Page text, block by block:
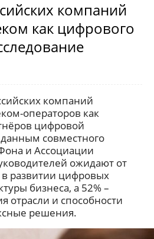
компаний
как цифрового
компаний
операторов как
цифровой
совместного
и Ассоциации
ожидают от
в развитии цифровых
бизнеса, а 52% –
отрасли и способности
решения.